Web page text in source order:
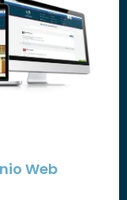
Web